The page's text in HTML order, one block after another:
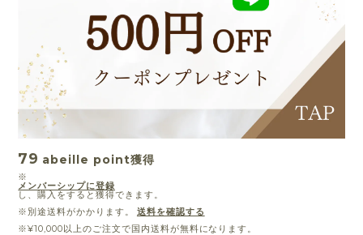
79 abeille point獲得
※
メンバーシップに登録
し、購入をすると獲得できます。
※別途送料がかかります。
送料を確認する
※¥10,000以上のご注文で国内送料が無料になります。